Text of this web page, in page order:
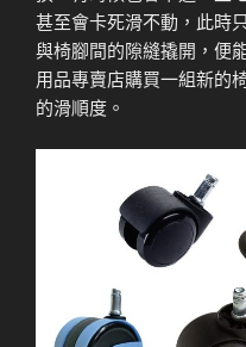
甚至會卡死滑不動，此時
與椅腳間的隙縫撬開，便
用品專賣店購買一組新的
的滑順度。